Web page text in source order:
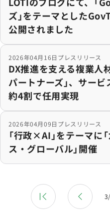
ズ」をテーマとした
公開されました
2026年04月16日 プレスリリース
DX推進を支える複業人
パートナーズ」、サー
約4割で任用実現
DX推進を支える複業人材
2026年04月09日 プレスリリース
「行政×AI」をテーマに
ス・グローバル」開催
「行政×AI」をテーマに「